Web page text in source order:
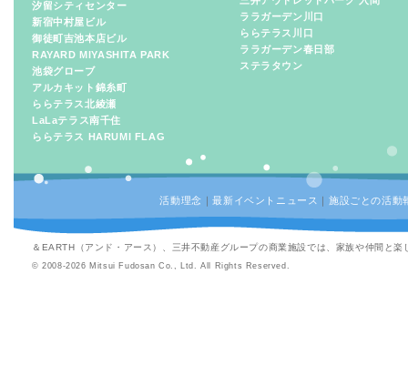
汐留シティセンター
新宿中村屋ビル
御徒町吉池本店ビル
RAYARD MIYASHITA PARK
池袋グローブ
アルカキット錦糸町
ららテラス北綾瀬
LaLaテラス南千住
ららテラス HARUMI FLAG
ララガーデン川口
ららテラス川口
ララガーデン春日部
ステラタウン
活動理念 ｜最新イベントニュース ｜ 施設ごとの活動
＆EARTH（アンド・アース）、三井不動産グループの商業施設では、家族や仲間と
© 2008-2026 Mitsui Fudosan Co., Ltd. All Rights Reserved.